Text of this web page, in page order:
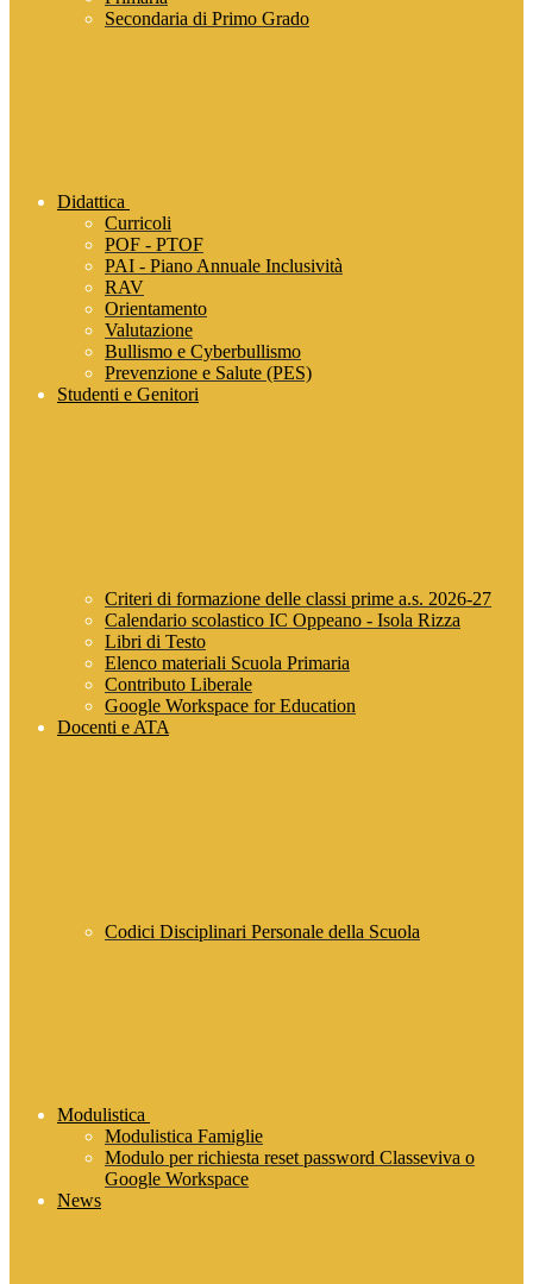
Secondaria di Primo Grado
Didattica
Curricoli
POF - PTOF
PAI - Piano Annuale Inclusività
RAV
Orientamento
Valutazione
Bullismo e Cyberbullismo
Prevenzione e Salute (PES)
Studenti e Genitori
Criteri di formazione delle classi prime a.s. 2026-27
Calendario scolastico IC Oppeano - Isola Rizza
Libri di Testo
Elenco materiali Scuola Primaria
Contributo Liberale
Google Workspace for Education
Docenti e ATA
Codici Disciplinari Personale della Scuola
Modulistica
Modulistica Famiglie
Modulo per richiesta reset password Classeviva o
Google Workspace
News